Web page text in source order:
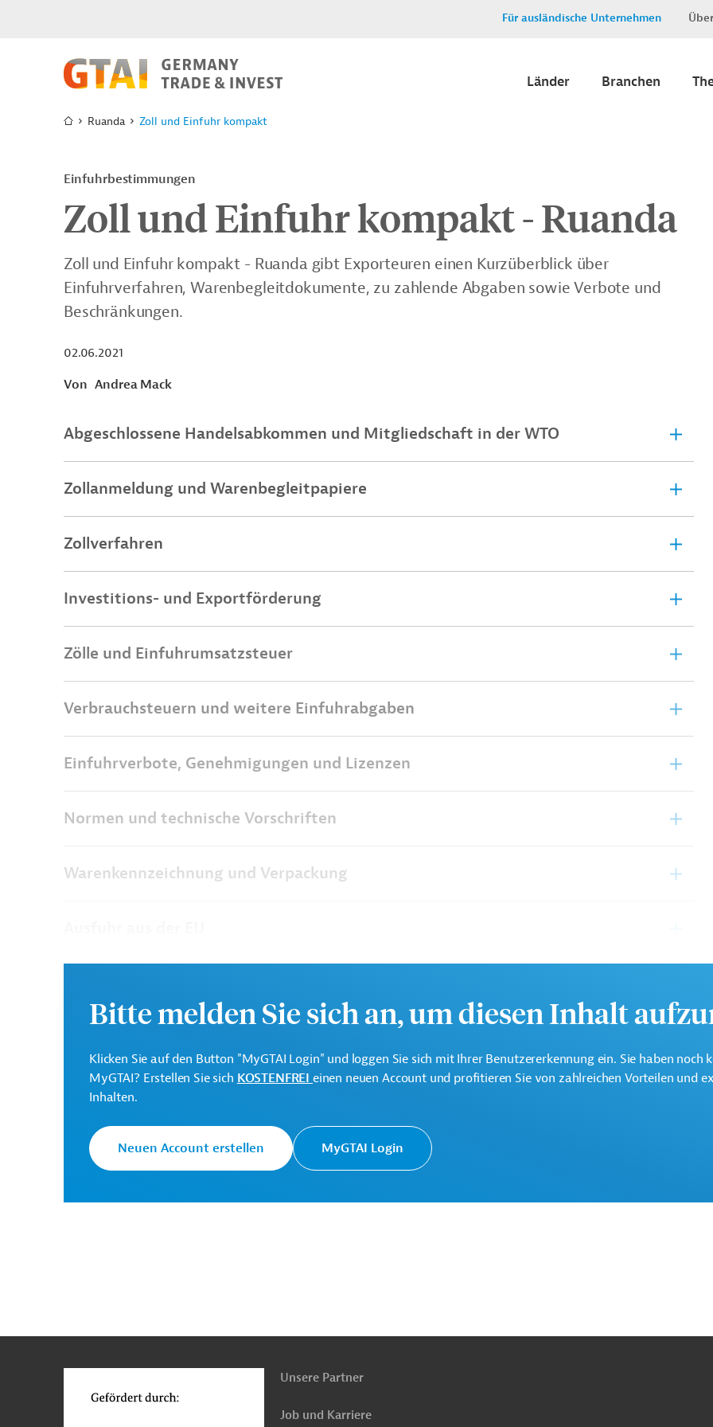
Für ausländische Unternehmen
Länder Branchen
Ruanda Zoll und Einfuhr kompakt
Einfuhrbestimmungen
Zoll und Einfuhr kompakt - Ruanda
Zoll und Einfuhr kompakt - Ruanda gibt Exporteuren einen Kurzüberblick über
Einfuhrverfahren, Warenbegleitdokumente, zu zahlende Abgaben sowie Verbote und
Beschränkungen.
02.06.2021
Von Andrea Mack
Abgeschlossene Handelsabkommen und Mitgliedschaft in der WTO
Zollanmeldung und Warenbegleitpapiere
Zollverfahren
Investitions- und Exportförderung
Zölle und Einfuhrumsatzsteuer
Verbrauchsteuern und weitere Einfuhrabgaben
Einfuhrverbote, Genehmigungen und Lizenzen
Normen und technische Vorschriften
Warenkennzeichnung und Verpackung
Bitte melden Sie sich an, um diesen Inhalt
Klicken Sie auf den Button "MyGTAI Login" und loggen Sie sich mit Ihrer Benutzererkennung ein. Sie haben noch
MyGTAI? Erstellen Sie sich KOSTENFREI einen neuen Account und profitieren Sie von zahlreichen Vorteilen und
Inhalten.
Neuen Account erstellen MyGTAI Login
oben
Unsere Partner
Job und Karriere